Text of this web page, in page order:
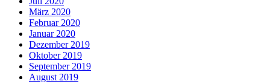
März 2020
Februar 2020
Januar 2020
Dezember 2019
Oktober 2019
September 2019
August 2019